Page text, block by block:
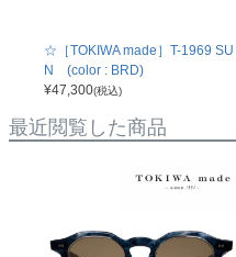
☆［TOKIWA made］T-1969 SU
N (color : BRD)
¥47,300(税込)
最近閲覧した商品